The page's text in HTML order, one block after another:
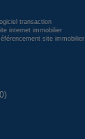
transaction
internet immobilier
site immobilier